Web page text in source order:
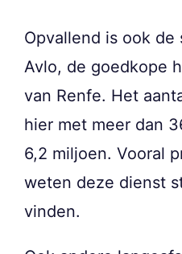
Opvallend is ook de
Avlo, de goedkope
van Renfe. Het
hier met meer dan
6,2 miljoen. Vooral
weten deze dienst
vinden.